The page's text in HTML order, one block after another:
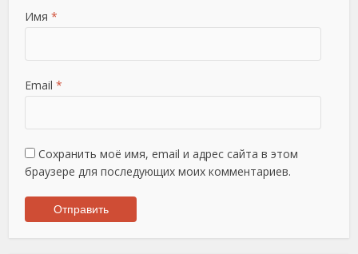
Имя *
Email *
Сохранить моё имя, email и адрес сайта в этом
браузере для последующих моих комментариев.